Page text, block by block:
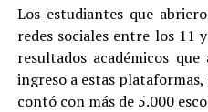
Los estudiantes que
redes sociales entre los 11
resultados académicos
ingreso a estas
contó con más de 5.000